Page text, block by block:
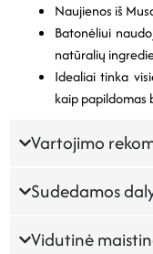
Naujienos iš
Batonėliui
natūralių
Idealiai tinka
kaip papildomas
Vartojimo
Sudedamos
Vidutinė